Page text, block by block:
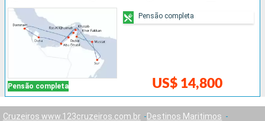
Pensão completa US$ 14,800
Pensão completa
Cruzeiros www.123cruzeiros.com.br
Destinos Maritimos